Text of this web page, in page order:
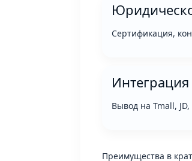
Сертификация,
Вывод на Tmall,
Преимущества в